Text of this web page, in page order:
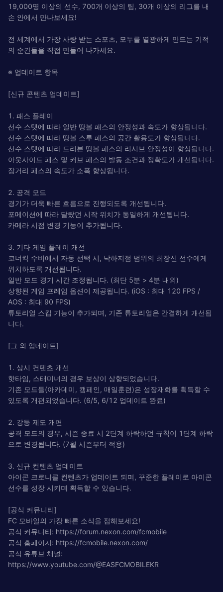
19,000명 이상의 선수, 700개 이상의 팀, 30개 이상의 리그를 내
손 안에서 만나보세요!
전 세계에서 가장 사랑 받는 스포츠, 모두를 열광하게 만드는 기적
의 순간들을 직접 만들어 나가세요.
※ 업데이트 항목
[신규 콘텐츠 업데이트]
1. 패스 플레이
선수 스탯에 따라 일반 땅볼 패스의 안정성과 속도가 향상됩니다.
선수 스탯에 따라 땅볼 스루 패스의 공간 활용도가 향상됩니다.
선수 스탯에 따라 드리븐 땅볼 패스의 리시브 안정성이 향상됩니다.
아웃사이드 패스 및 커브 패스의 발동 조건과 정확도가 개선됩니다.
장거리 패스의 속도가 소폭 향상됩니다.
2. 공격 모드
경기가 더욱 빠른 흐름으로 진행되도록 개선됩니다.
포메이션에 따라 달랐던 시작 위치가 동일하게 개선됩니다.
카메라 시점 변경 기능이 추가됩니다.
3. 기타 게임 플레이 개선
코너킥 수비에서 자동 선택 시, 낙하지점 범위의 최장신 선수에게
위치하도록 개선됩니다.
일반 모드 경기 시간 조정됩니다. (최단 5분 > 4분 내외)
상향된 게임 프레임 옵션이 제공됩니다. (iOS : 최대 120 FPS /
AOS : 최대 90 FPS)
튜토리얼 스킵 기능이 추가되며, 기존 튜토리얼은 간결하게 개선됩
니다.
[그 외 업데이트]
1. 상시 컨텐츠 개선
핫타임, 스태미너의 경우 보상이 상향되었습니다.
기존 모드들(아카데미, 캠페인, 매일훈련)은 성장재화를 획득할 수
있도록 개편되었습니다. (6/5, 6/12 업데이트 완료)
2. 강등 제도 개편
공격 모드의 경우, 시즌 종료 시 2단계 하락하던 규칙이 1단계 하락
으로 변경됩니다. (7월 시즌부터 적용)
3. 신규 컨텐츠 업데이트
아이콘 크로니클 컨텐츠가 업데이트 되며, 꾸준한 플레이로 아이콘
선수를 성장 시키며 획득할 수 있습니다.
[공식 커뮤니티]
FC 모바일의 가장 빠른 소식을 접해보세요!
공식 커뮤니티: https://forum.nexon.com/fcmobile
공식 홈페이지: https://fcmobile.nexon.com/
공식 유튜브 채널:
https://www.youtube.com/@EASFCMOBILEKR